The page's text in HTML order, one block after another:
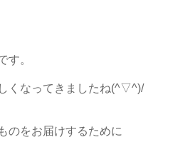
す。
くなってきましたね(^▽^)/
をお届けするために